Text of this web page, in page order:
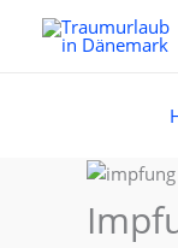
Inhalt